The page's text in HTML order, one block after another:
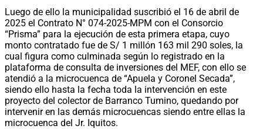
Luego de ello la municipalidad suscribió el 16 de abril de
2025 el Contrato N° 074-2025-MPM con el Consorcio
“Prisma” para la ejecución de esta primera etapa, cuyo
monto contratado fue de S/ 1 millón 163 mil 290 soles, la
cual figura como culminada según lo registrado en la
plataforma de consulta de inversiones del MEF, con ello se
atendió a la microcuenca de “Apuela y Coronel Secada”,
siendo ello hasta la fecha toda la intervención en este
proyecto del colector de Barranco Tumino, quedando por
intervenir en las demás microcuencas siendo entre ellas la
microcuenca del Jr. Iquitos.